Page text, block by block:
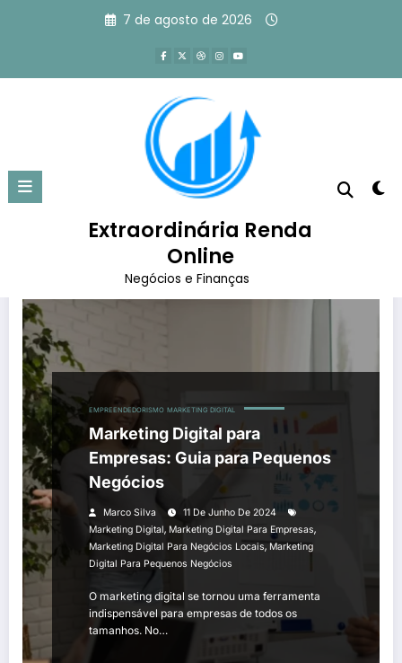
7 de agosto de 2026
Extraordinária Renda
Online
Negócios e Finanças
Tag: marketing digital
EMPREENDEDORISMO MARKETING DIGITAL
Marketing Digital para
Empresas: Guia para Pequenos
Negócios
Marco Silva
11 De Junho De 2024
Marketing Digital, Marketing Digital Para Empresas,
Marketing Digital Para Negócios Locais, Marketing
Digital Para Pequenos Negócios
O marketing digital se tornou uma ferramenta
indispensável para empresas de todos os
tamanhos. No…